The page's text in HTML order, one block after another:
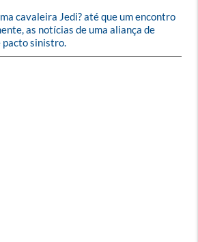
cavaleira Jedi? até que um encontro
as notícias de uma aliança de
pacto sinistro.